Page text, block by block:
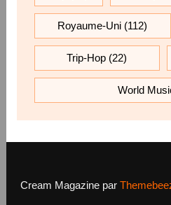
Royaume-Uni (112)
Trip-Hop (22)
World
Cream Magazine par